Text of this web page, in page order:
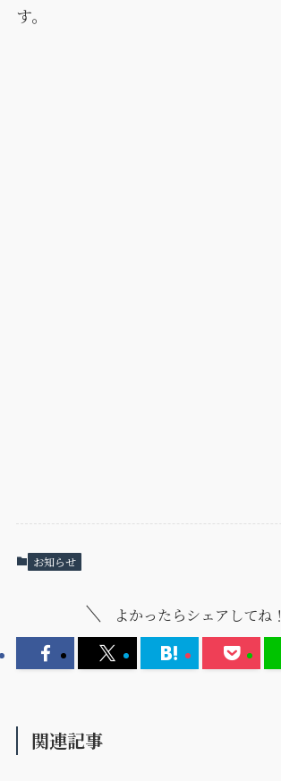
す。
お知らせ
よかったらシェアしてね！
関連記事